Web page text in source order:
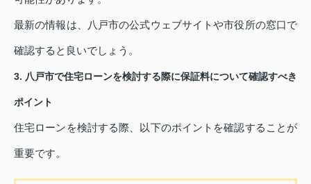
最新の情報は、八戸市の公式ウェブサイトや市役所の窓口で
確認すると良いでしょう。
3. 八戸市で住宅ローンを検討する際に保証料について確認すべき
ポイント
住宅ローンを検討する際、以下のポイントを確認することが
重要です。